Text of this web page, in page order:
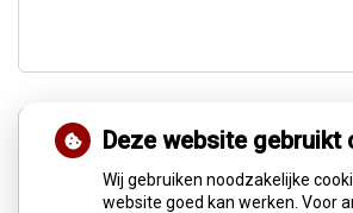
Deze website gebruikt
Wij gebruiken noodzakelijke
website goed kan werken. Voor